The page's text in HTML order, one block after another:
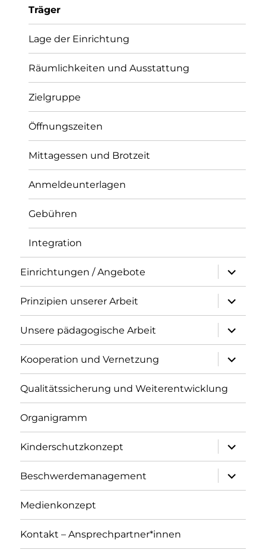
Träger
Lage der Einrichtung
Räumlichkeiten und Ausstattung
Zielgruppe
Öffnungszeiten
Mittagessen und Brotzeit
Anmeldeunterlagen
Gebühren
Integration
Einrichtungen / Angebote
anzeigen
Prinzipien unserer Arbeit
anzeigen
Unsere pädagogische Arbeit
anzeigen
Kooperation und Vernetzung
anzeigen
Qualitätssicherung und Weiterentwicklung
Organigramm
Kinderschutzkonzept
anzeigen
Beschwerdemanagement
anzeigen
Medienkonzept
Kontakt – Ansprechpartner*innen